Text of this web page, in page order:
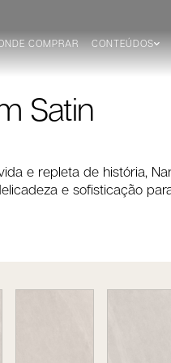
COMPRAR CONTEÚDOS
Satin
e repleta de história,
e sofisticação